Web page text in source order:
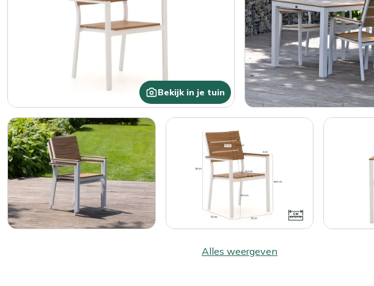
Bekijk in je tuin
Alles weergeven